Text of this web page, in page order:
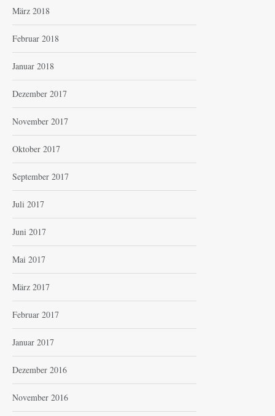
März 2018
Februar 2018
Januar 2018
Dezember 2017
November 2017
Oktober 2017
September 2017
Juli 2017
Juni 2017
Mai 2017
März 2017
Februar 2017
Januar 2017
Dezember 2016
November 2016